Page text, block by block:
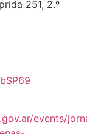
251, 2.º
events/